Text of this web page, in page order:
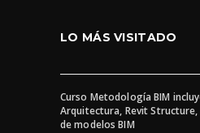
LO MÁS VISITADO
Curso Metodología BIM
Arquitectura, Revit Structure,
de modelos BIM